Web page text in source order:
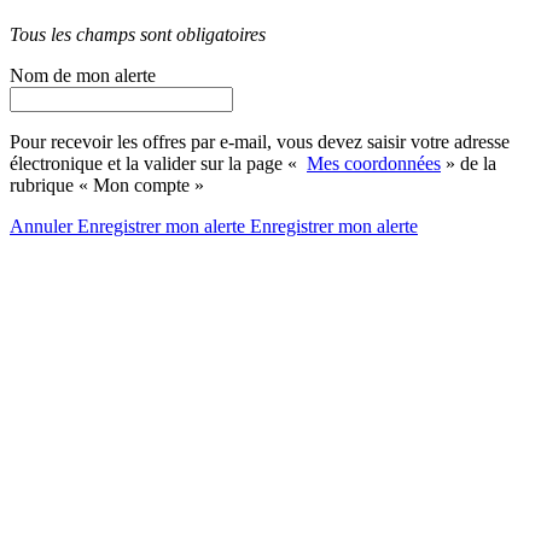
Tous les champs sont obligatoires
Nom de mon alerte
Pour recevoir les offres par e-mail, vous devez saisir votre adresse
électronique et la valider sur la page « Mes coordonnées » de la
rubrique « Mon compte »
AnnulerEnregistrer mon alerte Enregistrermon alerte